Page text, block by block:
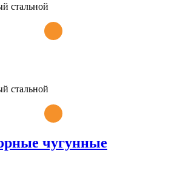
стальной
стальной
чугунные